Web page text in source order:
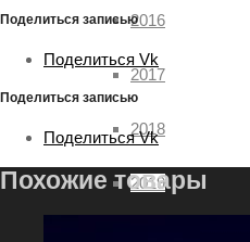
2016
2017
2018
2019
Поделиться записью
Поделиться Vk
Поделиться записью
Поделиться Vk
Похожие товары